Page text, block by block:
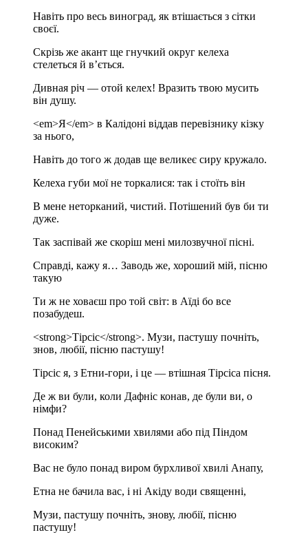
Навіть про весь виноград, як втішається з сітки
своєї.
Скрізь же акант ще гнучкий округ келеха
стелеться й в’ється.
Дивная річ — отой келех! Вразить твою мусить
він душу.
<em>Я</em> в Калідоні віддав перевізнику кізку
за нього,
Навіть до того ж додав ще великеє сиру кружало.
Келеха губи мої не торкалися: так і стоїть він
В мене неторканий, чистий. Потішений був би ти
дуже.
Так заспівай же скоріш мені милозвучної пісні.
Справді, кажу я… Заводь же, хороший мій, пісню
такую
Ти ж не ховаєш про той світ: в Аїді бо все
позабудеш.
<strong>Тірсіс</strong>. Музи, пастушу почніть,
знов, любії, пісню пастушу!
Тірсіс я, з Етни-гори, і це — втішная Тірсіса пісня.
Де ж ви були, коли Дафніс конав, де були ви, о
німфи?
Понад Пенейськими хвилями або під Піндом
високим?
Вас не було понад виром бурхливої хвилі Анапу,
Етна не бачила вас, і ні Акіду води священні,
Музи, пастушу почніть, знову, любії, пісню
пастушу!